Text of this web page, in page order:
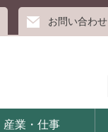
お問い合わせ
産業・仕事